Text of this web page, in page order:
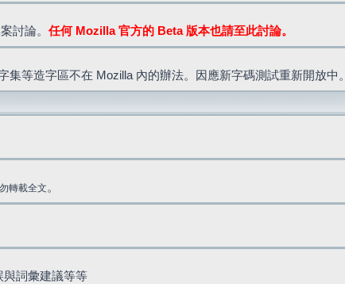
討論。 任何 Mozilla 官方的 Beta 版本也請至此討論。
等造字區不在 Mozilla 內的辦法。因應新字碼測試重新開放中。
轉載全文 。
與詞彙建議等等